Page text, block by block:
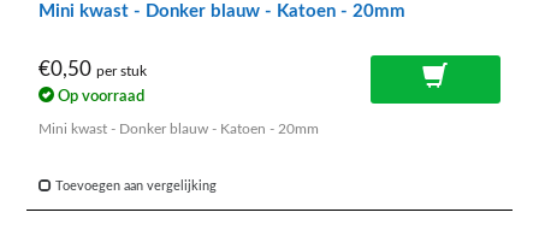
Mini kwast - Donker blauw - Katoen - 20mm
€0,50 per stuk
Op voorraad
Mini kwast - Donker blauw - Katoen - 20mm
Toevoegen aan vergelijking